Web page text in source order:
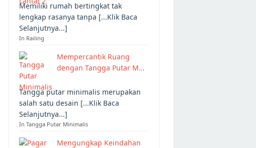
Memiliki rumah bertingkat tak
lengkap rasanya tanpa [...Klik Baca
Selanjutnya...]
In Railing
Mempercantik Ruang
dengan Tangga Putar M…
Tangga putar minimalis merupakan
salah satu desain [...Klik Baca
Selanjutnya...]
In Tangga Putar Minimalis
Mengungkap Keindahan